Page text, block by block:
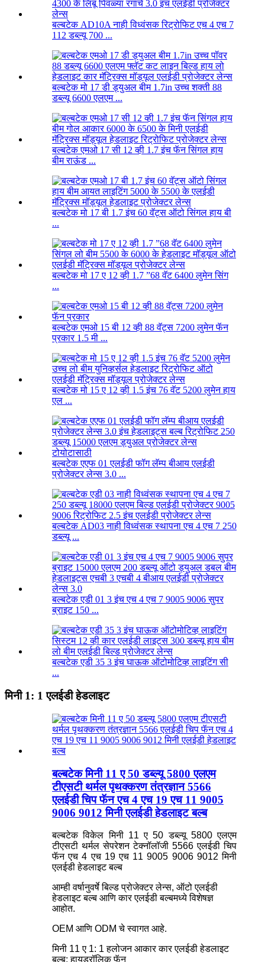
बल्बटेक AD10A नाही विध्वंसक रिट्रोफिट एच 4 एच 7
112 डब्ल्यू 700 ...
बल्बटेक मो 17 डी ड्युअल बीम 1.7in उच्च शक्ती 88
डब्ल्यू 6600 एलएम ...
बल्बटेक एमओ 17 सी 12 व्ही 1.7 इंच फॅन सिंगल हाय
बीम राऊंड ...
बल्बटेक मो 17 बी 1.7 इंच 60 वॅट्स ऑटो सिंगल हाय बी
...
बल्बटेक मो 17 ए 12 व्ही 1.7 ”68 वॅट 6400 लुमेन सिंग
...
बल्बटेक एमओ 15 बी 12 व्ही 88 वॅट्स 7200 लुमेन फॅन
प्रकार 1.5 मी ...
बल्बटेक मो 15 ए 12 व्ही 1.5 इंच 76 वॅट 5200 लुमेन हाय
एल ...
बल्बटेक एएफ 01 एलईडी फॉग लॅम्प बीआय एलईडी
प्रोजेक्टर लेन्स 3.0 ...
बल्बटेक AD03 नाही विध्वंसक स्थापना एच 4 एच 7 250
डब्ल्यू ...
बल्बटेक एडी 01 3 इंच एच 4 एच 7 9005 9006 सुपर
ब्राइट 150 ...
बल्बटेक एडी 35 3 इंच घाऊक ऑटोमोटिव्ह लाइटिंग सी
...
मिनी 1: 1 एलईडी हेडलाइट
बल्बटेक मिनी 11 ए 50 डब्ल्यू 5800 एलएम
टीएसटी थर्मल पृथक्करण तंत्रज्ञान 5566
एलईडी चिप फॅन एच 4 एच 19 एच 11 9005
9006 9012 मिनी एलईडी हेडलाइट बल्ब
बल्बटेक विकेल मिनी 11 ए 50 डब्ल्यू 5800 एलएम
टीएसटी थर्मल सेपरेशन टेक्नॉलॉजी 5566 एलईडी चिप
फॅन एच 4 एच 19 एच 11 9005 9006 9012 मिनी
एलईडी हेडलाइट बल्ब
आम्ही वर्षानुवर्षे बिल्ड प्रोजेक्टर लेन्स, ऑटो एलईडी
हेडलाइट बल्ब आणि कार एलईडी बल्बमध्ये विशेषज्ञ
आहोत.
OEM आणि ODM चे स्वागत आहे.
मिनी 11 ए 1: 1 हलोजन आकार कार एलईडी हेडलाइट
बल्ब: हायड्रॉलिक फॅन